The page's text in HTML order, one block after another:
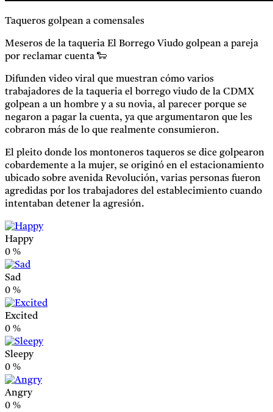
Taqueros golpean a comensales
Meseros de la taqueria El Borrego Viudo golpean a pareja
por reclamar cuenta 🐑
Difunden video viral que muestran cómo varios
trabajadores de la taqueria el borrego viudo de la CDMX
golpean a un hombre y a su novia, al parecer porque se
negaron a pagar la cuenta, ya que argumentaron que les
cobraron más de lo que realmente consumieron.
El pleito donde los montoneros taqueros se dice golpearon
cobardemente a la mujer, se originó en el estacionamiento
ubicado sobre avenida Revolución, varias personas fueron
agredidas por los trabajadores del establecimiento cuando
intentaban detener la agresión.
Happy
0 %
Sad
0 %
Excited
0 %
Sleepy
0 %
Angry
0 %